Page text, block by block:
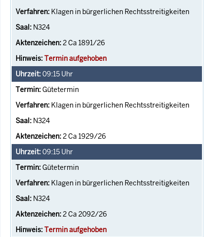
Klagen in bürgerlichen Rechtsstreitigkeiten
N324
2 Ca 1891/26
Termin aufgehoben
09:15 Uhr
Gütetermin
Klagen in bürgerlichen Rechtsstreitigkeiten
N324
2 Ca 1929/26
09:15 Uhr
Gütetermin
Klagen in bürgerlichen Rechtsstreitigkeiten
N324
2 Ca 2092/26
Termin aufgehoben